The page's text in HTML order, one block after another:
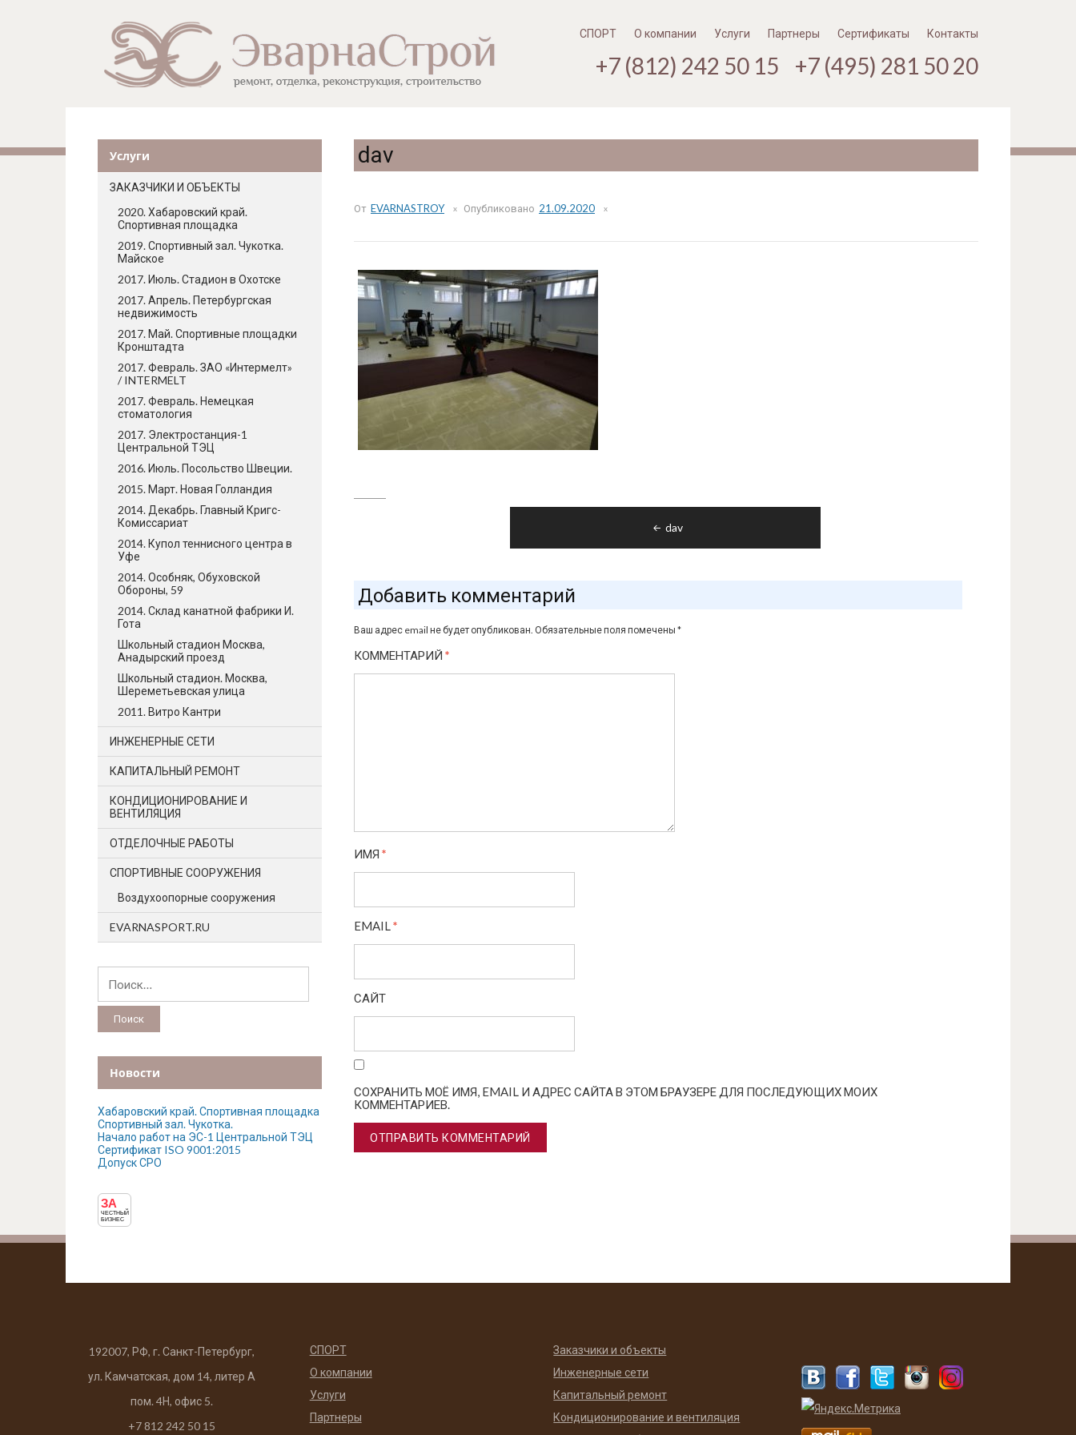
содержимому
СПОРТ О компании Услуги Партнеры Сертификаты Контакты
+7 (812) 242 50 15 +7 (495) 281 50 20
dav
От EVARNASTROY Опубликовано 21.09.2020
dav
Добавить комментарий
Ваш адрес email не будет опубликован. Обязательные поля помечены *
КОММЕНТАРИЙ *
ИМЯ *
EMAIL*
САЙТ
СОХРАНИТЬ МОЁ ИМЯ, EMAIL И АДРЕС САЙТА В ЭТОМ БРАУЗЕРЕ ДЛЯ ПОСЛЕДУЮЩИХ МОИХ
КОММЕНТАРИЕВ.
Услуги
ЗАКАЗЧИКИ И ОБЪЕКТЫ
2020. Хабаровский край.
Спортивная площадка
2019. Спортивный зал. Чукотка.
Майское
2017. Июль. Стадион в Охотске
2017. Апрель. Петербургская
недвижимость
2017. Май. Спортивные площадки
Кронштадта
2017. Февраль. ЗАО «Интермелт»
/ INTERMELT
2017. Февраль. Немецкая
стоматология
2017. Электростанция-1
Центральной ТЭЦ
2016. Июль. Посольство Швеции.
2015. Март. Новая Голландия
2014. Декабрь. Главный Кригс-
Комиссариат
2014. Купол теннисного центра в
Уфе
2014. Особняк, Обуховской
Обороны, 59
2014. Склад канатной фабрики И.
Гота
Школьный стадион Москва,
Анадырский проезд
Школьный стадион. Москва,
Шереметьевская улица
2011. Витро Кантри
ИНЖЕНЕРНЫЕ СЕТИ
КАПИТАЛЬНЫЙ РЕМОНТ
КОНДИЦИОНИРОВАНИЕ И
ВЕНТИЛЯЦИЯ
ОТДЕЛОЧНЫЕ РАБОТЫ
СПОРТИВНЫЕ СООРУЖЕНИЯ
Воздухоопорные сооружения
EVARNASPORT.RU
Найти:
Новости
Хабаровский край. Спортивная площадка
Спортивный зал. Чукотка.
Начало работ на ЭС-1 Центральной ТЭЦ
Сертификат ISO 9001:2015
Допуск СРО
ЗА
ЧЕСТНЫЙ
БИЗНЕС
192007, РФ, г. Санкт-Петербург,
ул. Камчатская, дом 14, литер А
пом. 4Н, офис 5.
+7 812 242 50 15
СПОРТ
О компании
Услуги
Партнеры
Заказчики и объекты
Инженерные сети
Капитальный ремонт
Кондиционирование и вентиляция